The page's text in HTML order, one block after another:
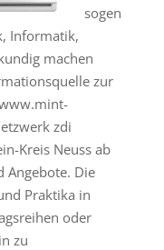
sogen
Informatik,
machen
zur
zdi
Kreis Neuss ab
Angebote. Die
Praktika in
oder
zu